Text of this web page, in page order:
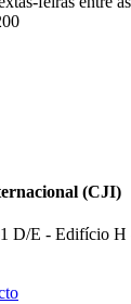
(CJI)
D/E - Edifício H